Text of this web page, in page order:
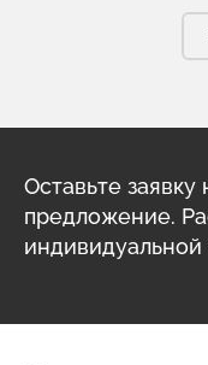
условиях
рекомендовать вашу
Оставьте
предложение.
индивидуальной